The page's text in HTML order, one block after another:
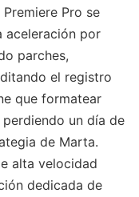
Pro se
aceleración por
parches,
el registro
que formatear
un día de
de Marta.
alta velocidad
dedicada de